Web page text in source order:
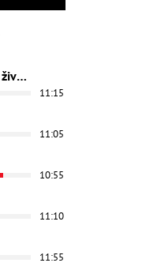
Najhorší týždeň môjho života
11:15
11:05
10:55
11:10
11:55